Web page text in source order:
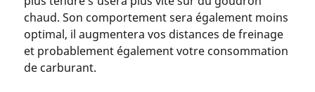
chaud. Son comportement sera également moins
optimal, il augmentera vos distances de freinage
et probablement également votre consommation
de carburant.